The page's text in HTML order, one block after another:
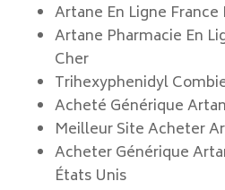
Artane En Ligne France
Artane Pharmacie En
Cher
Trihexyphenidyl
Acheté Générique
Meilleur Site Acheter
Acheter Générique
États Unis